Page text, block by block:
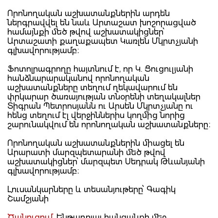
Որոնողական աշխատանքներին արդեն
ներգրավվել են նաև Արտաշատ խոշորացված
համայնքի մեծ թվով աշխատակիցներ՝
Արտաշատի քաղաքապետ Կառլեն Մկրտչյանի
գլխավորությամբ։
Ֆոտոլրագրողը հայտնում է, որ Կ. Ցուցուլյանի
հանձնարարականով որոնողական
աշխատանքները տեղում ղեկավարում են
փրկարար ծառայության տնօրենի տեղակալներ
Տիգրան Պետրոսյանն ու Արսեն Մկրտչյանը ու
հենց տեղում էլ վերջիններիս կողմից նորից
շարունակվում են որոնողական աշխատանքները։
Որոնողական աշխատանքներին միացել են
Արարատի մարզպետարանի մեծ թվով
աշխատակիցներ՝ մարզպետ Սեդրակ Թևանյանի
գլխավորությամբ։
Լուսանկարները և տեսանյութերը՝ Գագիկ
Շամշյանի